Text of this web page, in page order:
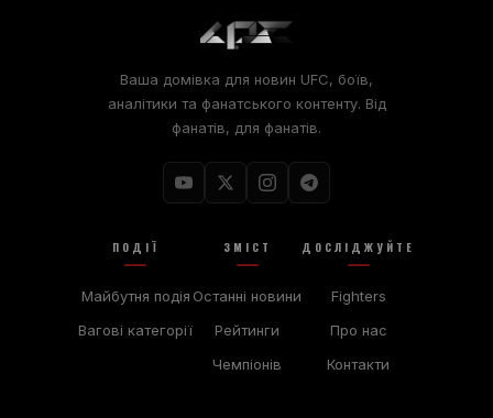
Ваша домівка для новин UFC, боїв,
аналітики та фанатського контенту. Від
фанатів, для фанатів.
ПОДІЇ
Майбутня подія
Вагові категорії
ЗМІСТ
Останні новини
Рейтинги
Чемпіонів
ДОСЛІДЖУЙТЕ
Fighters
Про нас
Контакти